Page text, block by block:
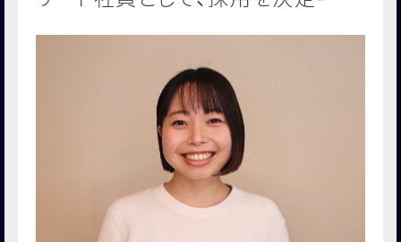
TABI SHIROノート